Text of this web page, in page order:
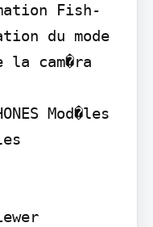
Fish-
du mode
la cam�ra
Mod�les